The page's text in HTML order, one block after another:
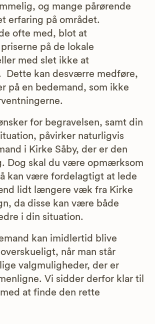
og mange pårørende
erfaring på området.
ofte med, blot at
på de lokale
med slet ikke at
Dette kan desværre medføre,
på en bedemand, som ikke
for begravelsen, samt din
påvirker naturligvis
i Kirke Såby, der er den
Dog skal du være opmærksom
kan være fordelagtigt at lede
lidt længere væk fra Kirke
da disse kan være både
i din situation.
kan imidlertid blive
når man står
valgmuligheder, der er
Vi sidder derfor klar til
at finde den rette